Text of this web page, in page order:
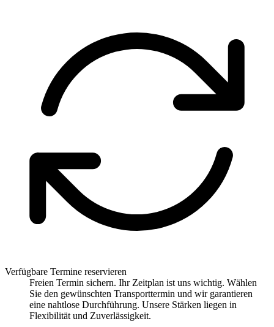
Verfügbare Termine reservieren
Freien Termin sichern. Ihr Zeitplan ist uns wichtig. Wählen
Sie den gewünschten Transporttermin und wir garantieren
eine nahtlose Durchführung. Unsere Stärken liegen in
Flexibilität und Zuverlässigkeit.